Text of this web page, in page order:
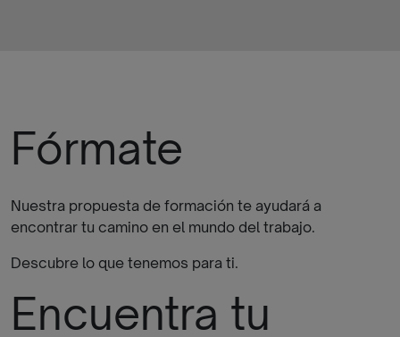
Fórmate
Nuestra propuesta de formación te ayudará a
encontrar tu camino en el mundo del trabajo.
Descubre lo que tenemos para ti.
Encuentra tu